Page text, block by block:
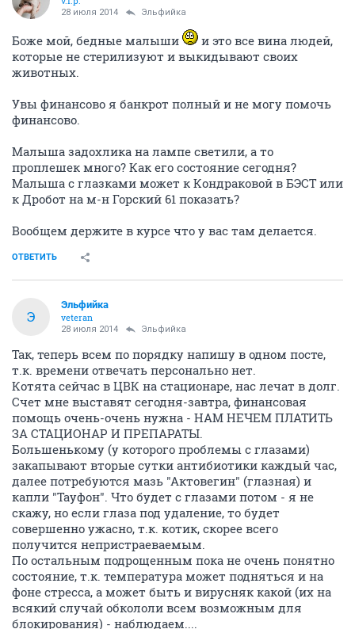
28 июля 2014 Эльфийка
Боже мой, бедные малыши
и это все вина людей,
которые не стерилизуют и выкидывают своих
животных.
Увы финансово я банкрот полный и не могу помочь
финансово.
Малыша задохлика на лампе светили, а то
проплешек много? Как его состояние сегодня?
Малыша с глазками может к Кондраковой в БЭСТ или
к Дробот на м-н Горский 61 показать?
Вообщем держите в курсе что у вас там делается.
ОТВЕТИТЬ
Э
Эльфийка
veteran
28 июля 2014 Эльфийка
Так, теперь всем по порядку напишу в одном посте,
т.к. времени отвечать персонально нет.
Котята сейчас в ЦВК на стационаре, нас лечат в долг.
Счет мне выставят сегодня-завтра, финансовая
помощь очень-очень нужна - НАМ НЕЧЕМ ПЛАТИТЬ
ЗА СТАЦИОНАР И ПРЕПАРАТЫ.
Большенькому (у которого проблемы с глазами)
закапывают вторые сутки антибиотики каждый час,
далее потребуются мазь "Актовегин" (глазная) и
капли "Тауфон". Что будет с глазами потом - я не
скажу, но если глаза под удаление, то будет
совершенно ужасно, т.к. котик, скорее всего
получится непристраеваемым.
По остальным подрощенным пока не очень понятно
состояние, т.к. температура может подняться и на
фоне стресса, а может быть и вирусняк какой (их на
всякий случай обкололи всем возможным для
блокирования) - наблюдаем....